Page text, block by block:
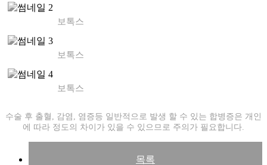
보톡스
보톡스
보톡스
수술 후 출혈, 감염, 염증등 일반적으로 발생 할 수 있는 합병증은 개인
에 따라 정도의 차이가 있을 수 있으므로 주의가 필요합니다.
목록